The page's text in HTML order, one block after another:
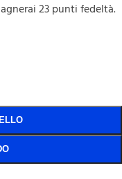
23 punti fedeltà.